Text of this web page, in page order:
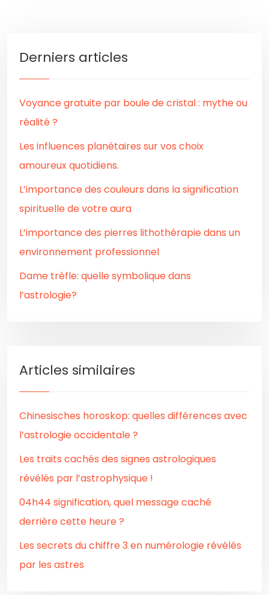
Derniers articles
Voyance gratuite par boule de cristal : mythe ou
réalité ?
Les influences planétaires sur vos choix
amoureux quotidiens.
L’importance des couleurs dans la signification
spirituelle de votre aura
L’importance des pierres lithothérapie dans un
environnement professionnel
Dame trèfle: quelle symbolique dans
l’astrologie?
Articles similaires
Chinesisches horoskop: quelles différences avec
l’astrologie occidentale ?
Les traits cachés des signes astrologiques
révélés par l’astrophysique !
04h44 signification, quel message caché
derrière cette heure ?
Les secrets du chiffre 3 en numérologie révélés
par les astres